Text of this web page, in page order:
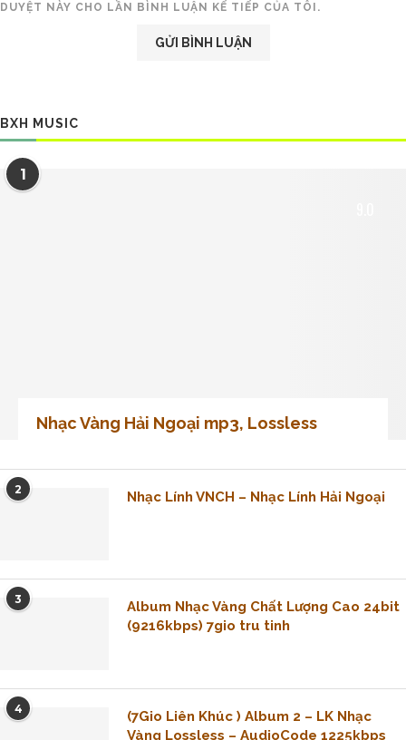
DUYỆT NÀY CHO LẦN BÌNH LUẬN KẾ TIẾP CỦA TÔI.
BXH MUSIC
1
Nhạc Vàng Hải Ngoại mp3, Lossless
2 Nhạc Lính VNCH – Nhạc Lính Hải Ngoại
3
Album Nhạc Vàng Chất Lượng Cao 24bit
(9216kbps) 7gio tru tinh
4
(7Gio Liên Khúc ) Album 2 – LK Nhạc
Vàng Lossless – AudioCode 1225kbps